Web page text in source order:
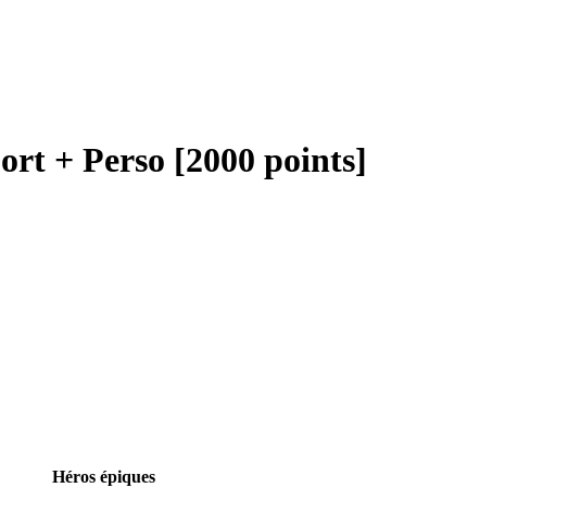
+ Perso [2000 points]
Héros épiques